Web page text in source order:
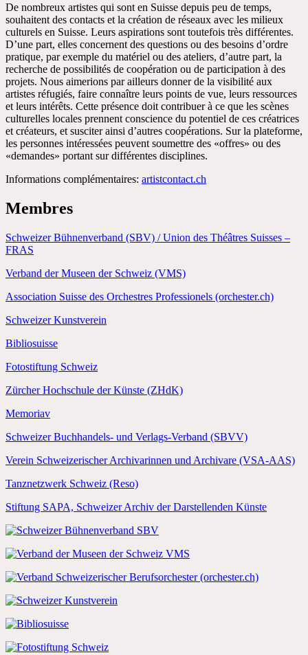
De nombreux artistes qui sont en Suisse depuis peu de temps,
souhaitent des contacts et la création de réseaux avec les milieux
culturels en Suisse. Leurs aspirations sont toutefois très différentes.
D’une part, elles concernent des questions ou des besoins d’ordre
pratique, par exemple du matériel ou des ateliers, d’autre part, la
recherche de possibilités de coopération ou de participation à des
projets. Nous aimerions par ailleurs donner de la visibilité aux
artistes réfugiés, faire connaître leurs points de vue, leurs ressources
et leurs intérêts. Cette présence doit contribuer à ce que les scènes
culturelles locales prennent conscience du potentiel de ces créatrices
et créateurs, et susciter ainsi d’autres coopérations. Sur la plateforme,
les personnes intéressées peuvent soumettre des «offres» ou des
«demandes» portant sur différentes disciplines.
Informations complémentaires: artistcontact.ch
der Schweizer Kulturinstitutionen
Membres
Schweizer Bühnenverband (SBV) / Union des Théâtres Suisses –
FRAS
Verband der Museen der Schweiz (VMS)
Association Suisse des Orchestres Professionels (orchester.ch)
Schweizer Kunstverein
Bibliosuisse
Fotostiftung Schweiz
Zürcher Hochschule der Künste (ZHdK)
Memoriav
Schweizer Buchhandels- und Verlags-Verband (SBVV)
Verein Schweizerischer Archivarinnen und Archivare (VSA-AAS)
Tanznetzwerk Schweiz (Reso)
Stiftung SAPA, Schweizer Archiv der Darstellenden Künste